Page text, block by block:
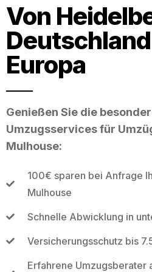
Von
Europa
Genießen Sie die
Umzugsservices für
Mulhouse:
100€ sparen bei Anfrage
Mulhouse
Schnelle Abwicklung in
Versicherungsschutz bis
Erfahrene Umzugsberater